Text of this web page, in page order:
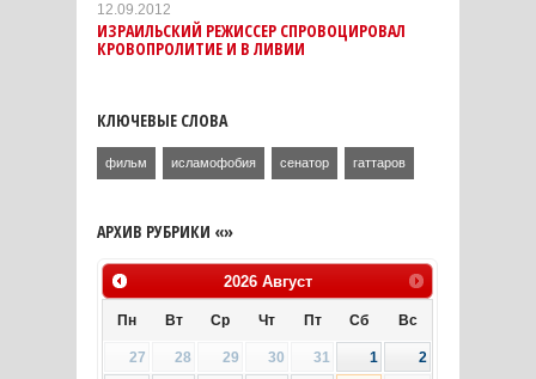
12.09.2012
ИЗРАИЛЬСКИЙ РЕЖИССЕР СПРОВОЦИРОВАЛ
КРОВОПРОЛИТИЕ И В ЛИВИИ
КЛЮЧЕВЫЕ СЛОВА
фильм исламофобия сенатор гаттаров
АРХИВ РУБРИКИ «»
2026 Август
Пн Вт Ср Чт Пт Сб Вс
27 28 29 30 31 1
2